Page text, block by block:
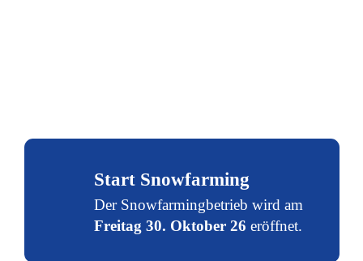
Start Snowfarming
Der Snowfarmingbetrieb wird am
Freitag 30. Oktober 26 eröffnet.